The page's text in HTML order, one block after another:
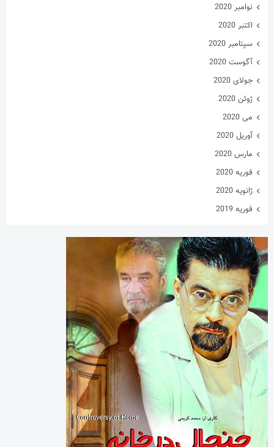
نوامبر 2020
اکتبر 2020
سپتامبر 2020
آگوست 2020
جولای 2020
ژوئن 2020
می 2020
آوریل 2020
مارس 2020
فوریه 2020
ژانویه 2020
فوریه 2019